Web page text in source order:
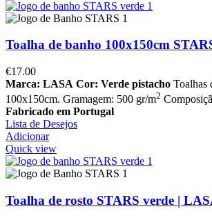
Toalha de banho 100x150cm
€17.00
Marca: LASA Cor: Verde pistacho Toalhas
100x150cm. Gramagem: 500 gr/m2
Fabricado em Portugal
Lista de Desejos
Adicionar
Quick view
Toalha de rosto STARS verde |